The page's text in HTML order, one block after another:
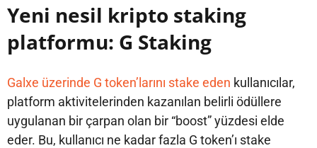
Yeni nesil kripto staking
platformu: G Staking
Galxe üzerinde G token’larını stake eden kullanıcılar,
platform aktivitelerinden kazanılan belirli ödüllere
uygulanan bir çarpan olan bir “boost” yüzdesi elde
eder. Bu, kullanıcı ne kadar fazla G token’ı stake